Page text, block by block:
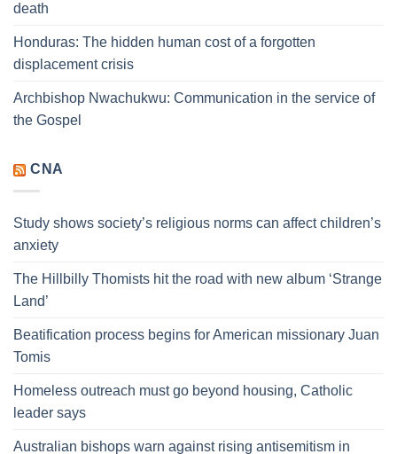
death
Honduras: The hidden human cost of a forgotten
displacement crisis
Archbishop Nwachukwu: Communication in the service of
the Gospel
CNA
Study shows society’s religious norms can affect children’s
anxiety
The Hillbilly Thomists hit the road with new album ‘Strange
Land’
Beatification process begins for American missionary Juan
Tomis
Homeless outreach must go beyond housing, Catholic
leader says
Australian bishops warn against rising antisemitism in